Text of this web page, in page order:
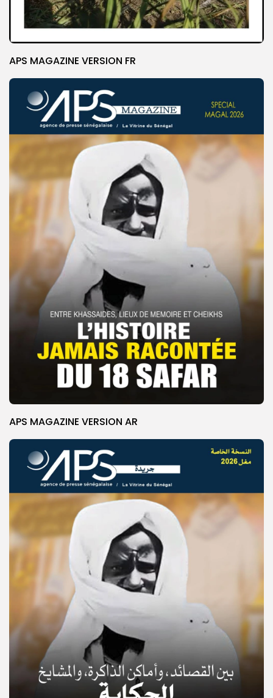
© Copyright 2025, APS
APS MAGAZINE VERSION FR
APS MAGAZINE VERSION AR